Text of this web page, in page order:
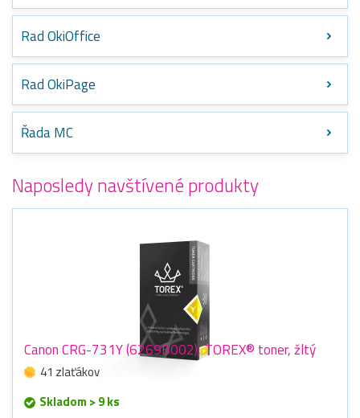
Rad OkiOffice
Rad OkiPage
Řada MC
Naposledy navštívené produkty
Canon CRG-731Y (6269B002), TOREX® toner, žltý
41 zlaťákov
Skladom > 9 ks